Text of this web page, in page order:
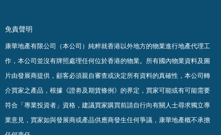
免責聲明
康華地產有限公司（本公司）純粹就香港以外地方的物業進行地產代理工
作，本公司並沒有牌照處理任何位於香港的物業。 所有國內物業資料及圖
片由發展商提供，顧客必須親自審查或決定所有資料的真確性 ， 本公司轉
介買家之產品，根據《證劵及期貨條例》的界定，買家可能或有可能需要
符合「專業投資者」資格，建議買家購買前請自行向有關人士尋求獨立專
業意見，買家如與發展商或產品供應商發生任何爭議，康華地產概不承擔